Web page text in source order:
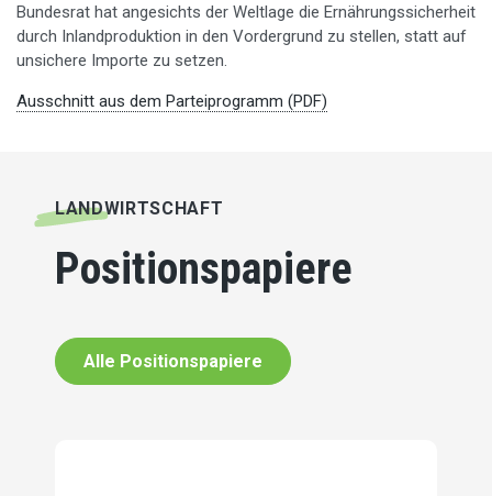
Bundesrat hat angesichts der Weltlage die Ernährungssicherheit
durch Inlandproduktion in den Vordergrund zu stellen, statt auf
unsichere Importe zu setzen.
Ausschnitt aus dem Parteiprogramm (PDF)
LANDWIRT­SCHAFT
Positionspapiere
Alle Positionspapiere